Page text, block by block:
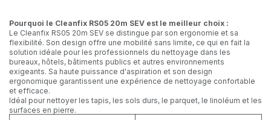
Pourquoi le Cleanfix RS05 20m SEV est le meilleur choix :
Le Cleanfix RS05 20m SEV se distingue par son ergonomie et sa
flexibilité. Son design offre une mobilité sans limite, ce qui en fait la
solution idéale pour les professionnels du nettoyage dans les
bureaux, hôtels, bâtiments publics et autres environnements
exigeants. Sa haute puissance d'aspiration et son design
ergonomique garantissent une expérience de nettoyage confortable
et efficace.
Idéal pour nettoyer les tapis, les sols durs, le parquet, le linoléum et les
surfaces en pierre.